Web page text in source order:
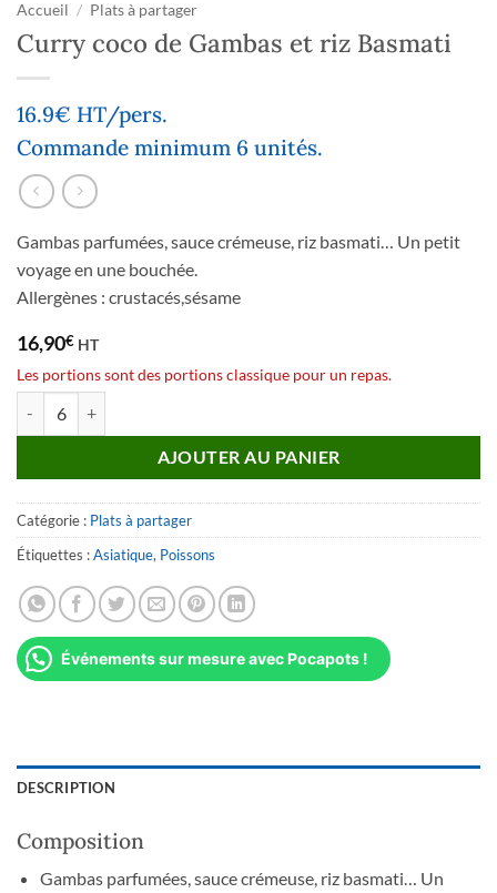
Accueil / Plats à partager
Curry coco de Gambas et riz Basmati
16.9€ HT/pers.
Commande minimum 6 unités.
Gambas parfumées, sauce crémeuse, riz basmati… Un petit
voyage en une bouchée.
Allergènes : crustacés,sésame
16,90€ HT
Les portions sont des portions classique pour un repas.
AJOUTER AU PANIER
Catégorie : Plats à partager
Étiquettes :Asiatique, Poissons
Événements sur mesure avec Pocapots !
DESCRIPTION
Composition
Gambas parfumées, sauce crémeuse, riz basmati… Un